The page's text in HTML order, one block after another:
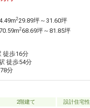
229.89坪～31.60坪
268.69坪～81.85坪
徒歩16分
徒歩54分
分
2階建て
設計住宅